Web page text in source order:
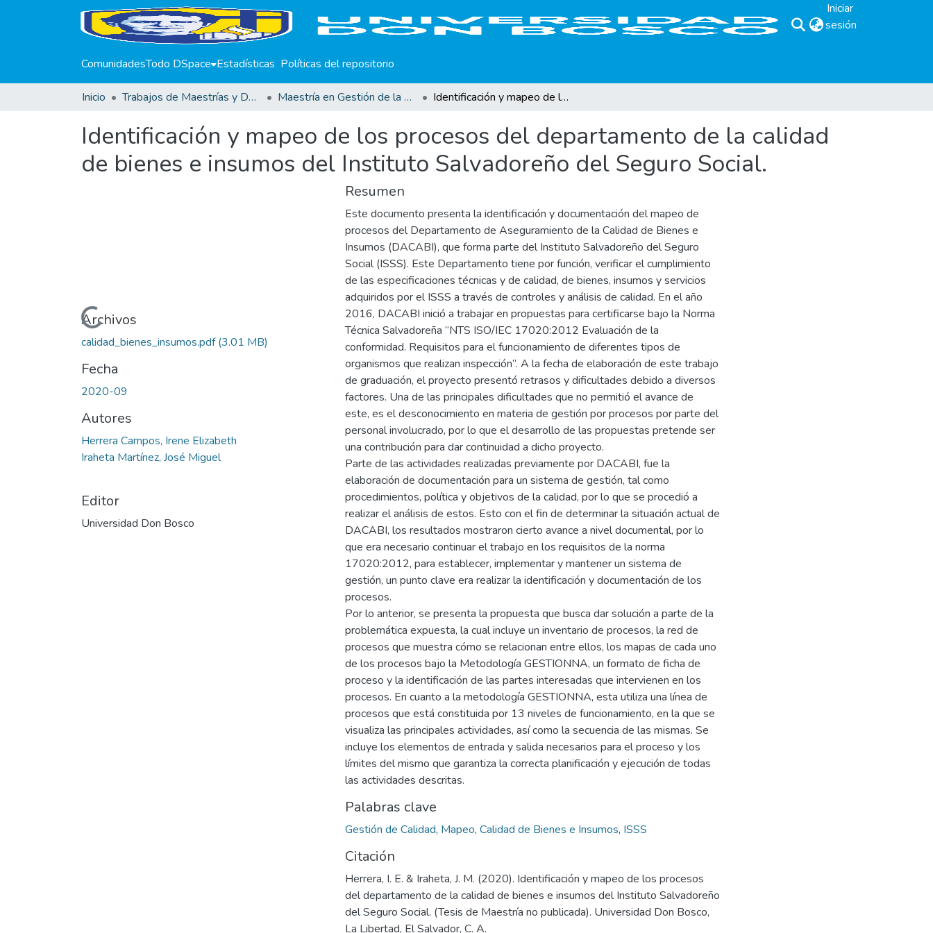
Iniciar
sesión
ComunidadesTodo DSpace Estadísticas Políticas del repositorio
Inicio Trabajos de Maestrías y Doctorados Maestría en Gestión de la Calidad Identificación y mapeo de los procesos del departamento de la calidad de bienes e insumos del Instituto Salvadoreño del Seguro Social.
Identificación y mapeo de los procesos del departamento de la calidad
de bienes e insumos del Instituto Salvadoreño del Seguro Social.
Cargando...
Archivos
calidad_bienes_insumos.pdf(3.01 MB)
Fecha
2020-09
Autores
Herrera Campos, Irene Elizabeth
Iraheta Martínez, José Miguel
Editor
Universidad Don Bosco
Resumen
Este documento presenta la identificación y documentación del mapeo de
procesos del Departamento de Aseguramiento de la Calidad de Bienes e
Insumos (DACABI), que forma parte del Instituto Salvadoreño del Seguro
Social (ISSS). Este Departamento tiene por función, verificar el cumplimiento
de las especificaciones técnicas y de calidad, de bienes, insumos y servicios
adquiridos por el ISSS a través de controles y análisis de calidad. En el año
2016, DACABI inició a trabajar en propuestas para certificarse bajo la Norma
Técnica Salvadoreña “NTS ISO/IEC 17020:2012 Evaluación de la
conformidad. Requisitos para el funcionamiento de diferentes tipos de
organismos que realizan inspección”. A la fecha de elaboración de este trabajo
de graduación, el proyecto presentó retrasos y dificultades debido a diversos
factores. Una de las principales dificultades que no permitió el avance de
este, es el desconocimiento en materia de gestión por procesos por parte del
personal involucrado, por lo que el desarrollo de las propuestas pretende ser
una contribución para dar continuidad a dicho proyecto.
Parte de las actividades realizadas previamente por DACABI, fue la
elaboración de documentación para un sistema de gestión, tal como
procedimientos, política y objetivos de la calidad, por lo que se procedió a
realizar el análisis de estos. Esto con el fin de determinar la situación actual de
DACABI, los resultados mostraron cierto avance a nivel documental, por lo
que era necesario continuar el trabajo en los requisitos de la norma
17020:2012, para establecer, implementar y mantener un sistema de
gestión, un punto clave era realizar la identificación y documentación de los
procesos.
Por lo anterior, se presenta la propuesta que busca dar solución a parte de la
problemática expuesta, la cual incluye un inventario de procesos, la red de
procesos que muestra cómo se relacionan entre ellos, los mapas de cada uno
de los procesos bajo la Metodología GESTIONNA, un formato de ficha de
proceso y la identificación de las partes interesadas que intervienen en los
procesos. En cuanto a la metodología GESTIONNA, esta utiliza una línea de
procesos que está constituida por 13 niveles de funcionamiento, en la que se
visualiza las principales actividades, así como la secuencia de las mismas. Se
incluye los elementos de entrada y salida necesarios para el proceso y los
límites del mismo que garantiza la correcta planificación y ejecución de todas
las actividades descritas.
Palabras clave
Gestión de Calidad, Mapeo, Calidad de Bienes e Insumos, ISSS
Citación
Herrera, I. E. & Iraheta, J. M. (2020). Identificación y mapeo de los procesos
del departamento de la calidad de bienes e insumos del Instituto Salvadoreño
del Seguro Social. (Tesis de Maestría no publicada). Universidad Don Bosco,
La Libertad, El Salvador, C. A.